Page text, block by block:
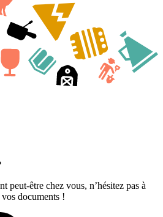
peut-être chez vous, n’hésitez pas à
documents !